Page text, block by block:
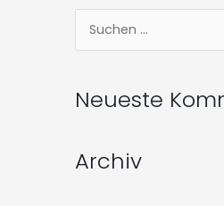
Suchen
nach:
Neueste
Archiv